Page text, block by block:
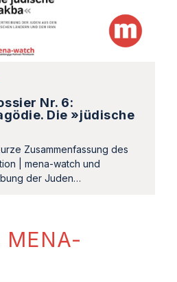
Nr. 6:
Die »jüdische
Zusammenfassung des
| mena-watch und
der Juden…
MENA-